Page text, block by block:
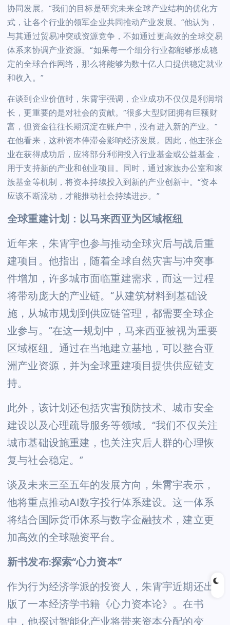
协同发展。“我们的目标是研究未来全球产业结构的优化方
式，让各个行业的领军企业共同推动产业发展。”他认为，
与其通过贸易冲突或资源竞争，不如通过更高效的全球交易
体系来协调产业资源。“如果每一个细分行业都能够形成稳
定的全球合作网络，那么将能够为数十亿人口提供稳定就业
和收入。”
在谈到企业价值时，朱霄宇强调，企业成功不仅仅是利润增
长，更重要的是对社会的贡献。“很多大型财团拥有巨额财
富，但资金往往长期沉淀在账户中，没有进入新的产业。”
在他看来，这种资本停滞会影响经济发展。因此，他主张企
业在获得成功后，应将部分利润投入行业基金或公益基金，
用于支持新的产业和创业项目。同时，通过家族办公室和家
族基金等机制，将资本持续投入到新的产业创新中。“资本
应该不断流动，才能推动社会持续进步。”
全球重建计划：以马来西亚为区域枢纽
近年来，朱霄宇也参与推动全球灾后与战后重
建项目。他指出，随着全球自然灾害与冲突事
件增加，许多城市面临重建需求，而这一过程
将带动庞大的产业链。“从建筑材料到基础设
施，从城市规划到供应链管理，都需要全球企
业参与。”在这一规划中，马来西亚被视为重要
区域枢纽。通过在当地建立基地，可以整合亚
洲产业资源，并为全球重建项目提供供应链支
持。
此外，该计划还包括灾害预防技术、城市安全
建设以及心理疏导服务等领域。“我们不仅关注
城市基础设施重建，也关注灾后人群的心理恢
复与社会稳定。”
谈及未来三至五年的发展方向，朱霄宇表示，
他将重点推动AI数字投行体系建设。这一体系
将结合国际货币体系与数字金融技术，建立更
加高效的全球融资平台。
新书发布:探索“心力资本”
作为行为经济学派的投资人，朱霄宇近期还出
版了一本经济学书籍《心力资本论》。在书
中，他探讨智能化产业将带来资本分配的变